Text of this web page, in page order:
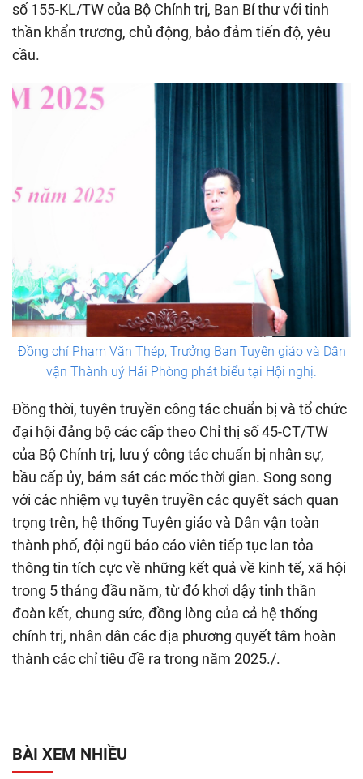
số 155-KL/TW của Bộ Chính trị, Ban Bí thư với tinh
thần khẩn trương, chủ động, bảo đảm tiến độ, yêu
cầu.
Đồng chí Phạm Văn Thép, Trưởng Ban Tuyên giáo và Dân
vận Thành uỷ Hải Phòng phát biểu tại Hội nghị.
Đồng thời, tuyên truyền công tác chuẩn bị và tổ chức
đại hội đảng bộ các cấp theo Chỉ thị số 45-CT/TW
của Bộ Chính trị, lưu ý công tác chuẩn bị nhân sự,
bầu cấp ủy, bám sát các mốc thời gian. Song song
với các nhiệm vụ tuyên truyền các quyết sách quan
trọng trên, hệ thống Tuyên giáo và Dân vận toàn
thành phố, đội ngũ báo cáo viên tiếp tục lan tỏa
thông tin tích cực về những kết quả về kinh tế, xã hội
trong 5 tháng đầu năm, từ đó khơi dậy tinh thần
đoàn kết, chung sức, đồng lòng của cả hệ thống
chính trị, nhân dân các địa phương quyết tâm hoàn
thành các chỉ tiêu đề ra trong năm 2025./.
BÀI XEM NHIỀU